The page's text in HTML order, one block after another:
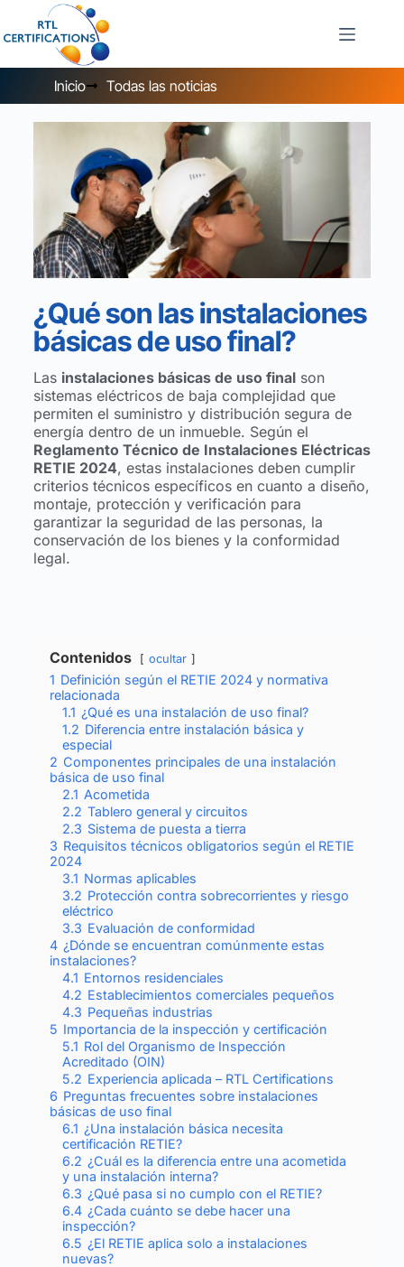
Inicio Todas las noticias
¿Qué son las instalaciones
básicas de uso final?
Las instalaciones básicas de uso finalson
sistemas eléctricos de baja complejidad que
permiten el suministro y distribución segura de
energía dentro de un inmueble. Según el
Reglamento Técnico de Instalaciones Eléctricas
RETIE 2024, estas instalaciones deben cumplir
criterios técnicos específicos en cuanto a diseño,
montaje, protección y verificación para
garantizar la seguridad de las personas, la
conservación de los bienes y la conformidad
legal.
Contenidos ocultar
1 Definición según el RETIE 2024 y normativa
relacionada
1.1 ¿Qué es una instalación de uso final?
1.2 Diferencia entre instalación básica y
especial
2 Componentes principales de una instalación
básica de uso final
2.1 Acometida
2.2 Tablero general y circuitos
2.3 Sistema de puesta a tierra
3 Requisitos técnicos obligatorios según el RETIE
2024
3.1 Normas aplicables
3.2 Protección contra sobrecorrientes y riesgo
eléctrico
3.3 Evaluación de conformidad
4 ¿Dónde se encuentran comúnmente estas
instalaciones?
4.1 Entornos residenciales
4.2 Establecimientos comerciales pequeños
4.3 Pequeñas industrias
5 Importancia de la inspección y certificación
5.1 Rol del Organismo de Inspección
Acreditado (OIN)
5.2 Experiencia aplicada – RTL Certifications
6 Preguntas frecuentes sobre instalaciones
básicas de uso final
6.1 ¿Una instalación básica necesita
certificación RETIE?
6.2 ¿Cuál es la diferencia entre una acometida
y una instalación interna?
6.3 ¿Qué pasa si no cumplo con el RETIE?
6.4 ¿Cada cuánto se debe hacer una
inspección?
6.5 ¿El RETIE aplica solo a instalaciones
nuevas?